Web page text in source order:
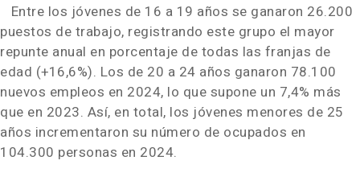
Entre los jóvenes de 16 a 19 años se ganaron 26.200
puestos de trabajo, registrando este grupo el mayor
repunte anual en porcentaje de todas las franjas de
edad (+16,6%). Los de 20 a 24 años ganaron 78.100
nuevos empleos en 2024, lo que supone un 7,4% más
que en 2023. Así, en total, los jóvenes menores de 25
años incrementaron su número de ocupados en
104.300 personas en 2024.